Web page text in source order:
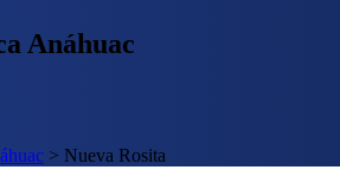
Anáhuac
> Nueva Rosita